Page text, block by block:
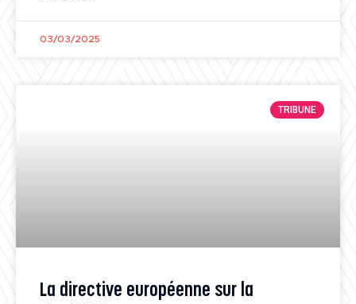
03/03/2025
TRIBUNE
La directive européenne sur la